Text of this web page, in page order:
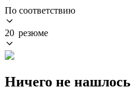
По соответствию
20 резюме
Ничего не нашлось